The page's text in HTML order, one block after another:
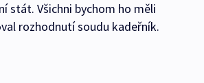
stát. Všichni bychom ho měli
rozhodnutí soudu kadeřník.